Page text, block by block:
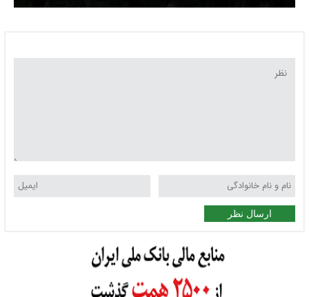
ارسال نظر